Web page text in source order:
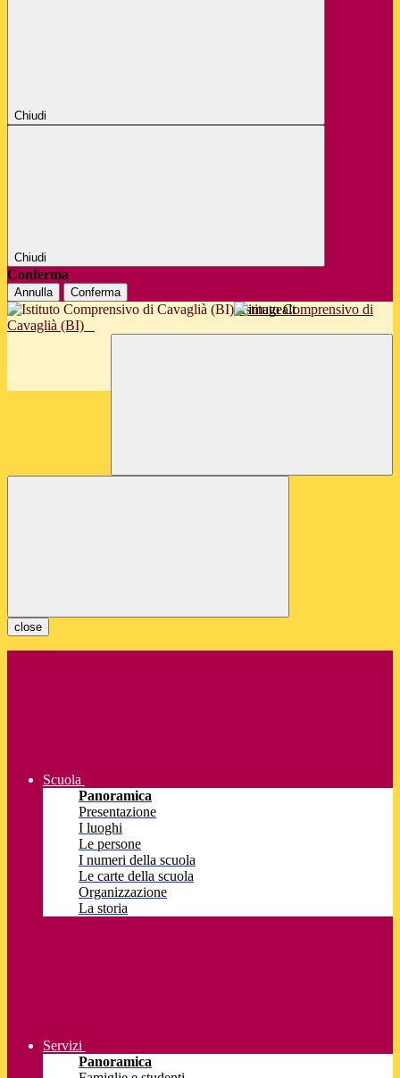
Chiudi
Chiudi
Conferma
Annulla Conferma
Istituto Comprensivo di
Cavaglià (BI)
close
Scuola
Panoramica
Presentazione
I luoghi
Le persone
I numeri della scuola
Le carte della scuola
Organizzazione
La storia
Servizi
Panoramica